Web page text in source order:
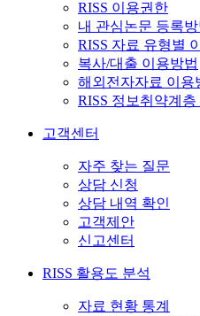
RISS 이용권한
내 관심논문 등록방
RISS 자료 유형별
복사/대출 이용방법
해외전자자료 이용
RISS 정보취약계
고객센터
자주 찾는 질문
상담 신청
상담 내역 확인
고객제안
신고센터
RISS 활용도 분석
자료 현황 통계